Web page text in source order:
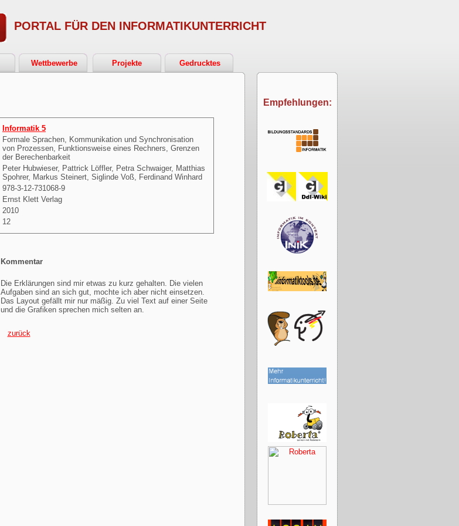
PORTAL FÜR DEN INFORMATIKUNTERRICHT
Wettbewerbe Projekte Gedrucktes
Informatik 5
Formale Sprachen, Kommunikation und Synchronisation
von Prozessen, Funktionsweise eines Rechners, Grenzen
der Berechenbarkeit
Peter Hubwieser, Pattrick Löffler, Petra Schwaiger, Matthias
Spohrer, Markus Steinert, Siglinde Voß, Ferdinand Winhard
978-3-12-731068-9
Ernst Klett Verlag
2010
12
Kommentar
Die Erklärungen sind mir etwas zu kurz gehalten. Die vielen
Aufgaben sind an sich gut, mochte ich aber nicht einsetzen.
Das Layout gefällt mir nur mäßig. Zu viel Text auf einer Seite
und die Grafiken sprechen mich selten an.
zurück
Empfehlungen: